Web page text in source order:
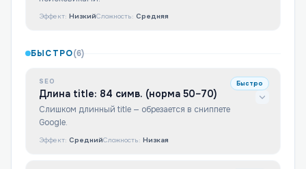
Эффект: НизкийСложность: Средняя
БЫСТРО(6)
SEO
Длина title: 84 симв. (норма 50–70)
Слишком длинный title — обрезается в сниппете
Google.
Быстро
Эффект: СреднийСложность: Низкая